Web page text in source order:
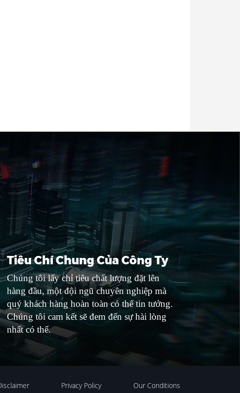
Tiêu Chí Chung Của Công Ty
Chúng tôi lấy chỉ tiêu chất lượng đặt lên
hàng đầu, một đội ngũ chuyên nghiệp mà
quý khách hàng hoàn toàn có thể tin tưởng.
Chúng tôi cam kết sẽ đem đến sự hài lòng
nhất có thể.
Privacy Policy Our Conditions